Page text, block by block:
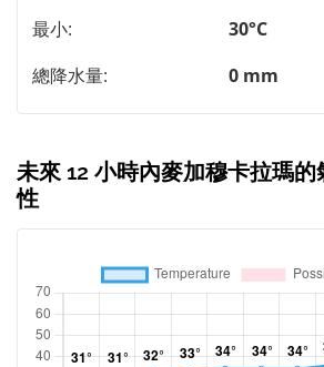
最小:
30°C
總降水量:
0 mm
未來 12 小時內麥加穆卡拉瑪
性